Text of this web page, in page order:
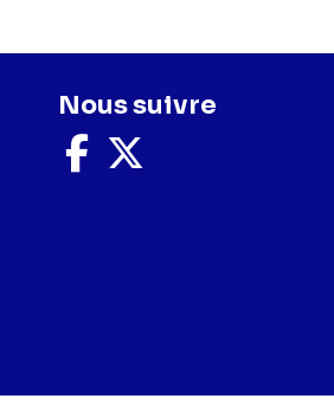
Nous suivre
Nous
suivre